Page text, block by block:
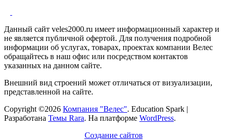
Данный сайт veles2000.ru имеет информационный характер и
не является публичной офертой. Для получения подробной
информации об услугах, товарах, проектах компании Велес
обращайтесь в наш офис или посредством контактов
указанных на данном сайте.
Внешний вид строений может отличаться от визуализации,
представленной на сайте.
Copyright ©2026 Компания "Велес". Education Spark |
Разработана Темы Rara. На платформе WordPress.
Создание сайтов